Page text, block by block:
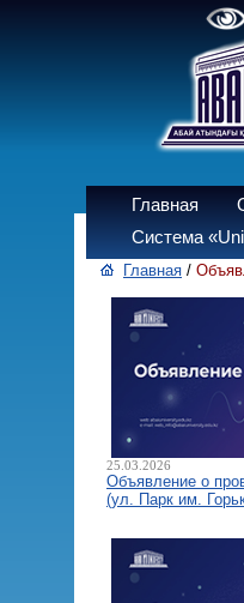
Главная
Система
Главная /
25.03.2026
Объявление о
(ул. Парк им.